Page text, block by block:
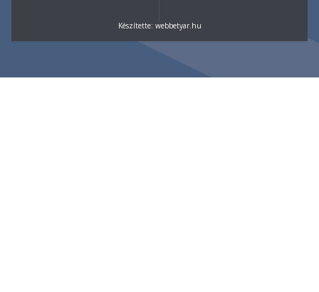
Készítette: webbetyar.hu